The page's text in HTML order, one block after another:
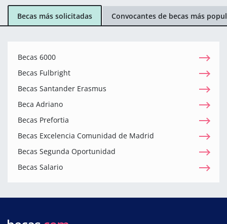
Becas más solicitadas Convocantes de becas más
Becas 6000
Becas Fulbright
Becas Santander Erasmus
Beca Adriano
Becas Prefortia
Becas Excelencia Comunidad de Madrid
Becas Segunda Oportunidad
Becas Salario